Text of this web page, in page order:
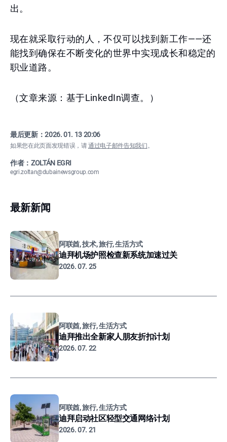
出。
现在就采取行动的人，不仅可以找到新工作——还
能找到确保在不断变化的世界中实现成长和稳定的
职业道路。
（文章来源：基于LinkedIn调查。）
最后更新：2026. 01. 13 20:06
如果您在此页面发现错误，请通过电子邮件告知我们。
作者：ZOLTÁN EGRI
egri.zoltan@dubainewsgroup.com
最新新闻
阿联酋, 技术, 旅行, 生活方式
迪拜机场护照检查新系统加速过关
2026. 07. 25
阿联酋, 旅行, 生活方式
迪拜推出全新家人朋友折扣计划
2026. 07. 22
阿联酋, 旅行, 生活方式
迪拜启动社区轻型交通网络计划
2026. 07. 21